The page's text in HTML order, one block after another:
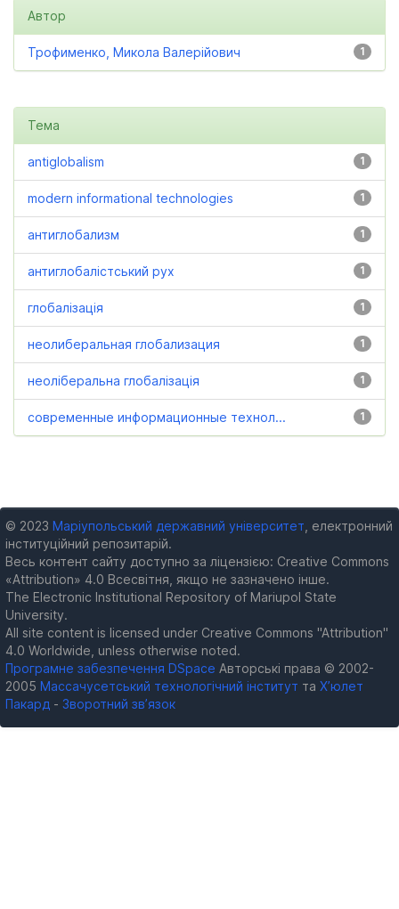
Автор
1
Трофименко, Микола Валерійович
Тема
1
antiglobalism
1
modern informational technologies
1
антиглобализм
1
антиглобалістський рух
1
глобалізація
1
неолиберальная глобализация
1
неоліберальна глобалізація
1
современные информационные технол...
© 2023 Маріупольський державний університет , електронний
інституційний репозитарій.
Весь контент сайту доступно за ліцензією: Creative Commons
«Attribution» 4.0 Всесвітня, якщо не зазначено інше.
The Electronic Institutional Repository of Mariupol State
University.
All site content is licensed under Creative Commons "Attribution"
4.0 Worldwide, unless otherwise noted.
Програмне забезпечення DSpace Авторські права © 2002-
2005 Массачусетський технологічний інститут та Х’юлет
Пакард - Зворотний зв’язок